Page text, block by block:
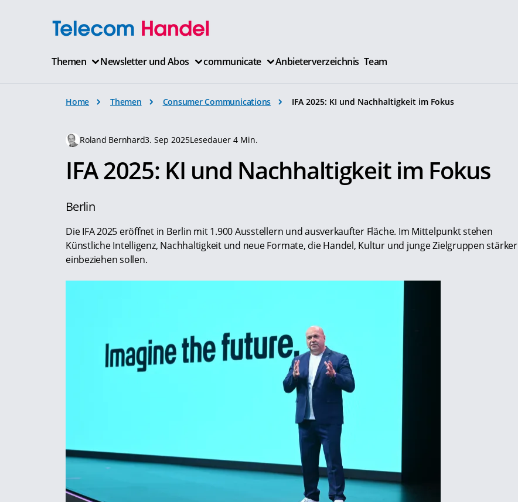
Themen Newsletter und Abos communicate Anbieterverzeichnis Team
Home Themen Consumer Communications IFA 2025: KI und Nachhaltigkeit im Fokus
Roland Bernhard3. Sep 2025Lesedauer 4 Min.
IFA 2025: KI und Nachhaltigkeit im Fokus
Berlin
Die IFA 2025 eröffnet in Berlin mit 1.900 Ausstellern und ausverkaufter Fläche. Im Mittelpunkt stehen
Künstliche Intelligenz, Nachhaltigkeit und neue Formate, die Handel, Kultur und junge Zielgruppen stärker
einbeziehen sollen.